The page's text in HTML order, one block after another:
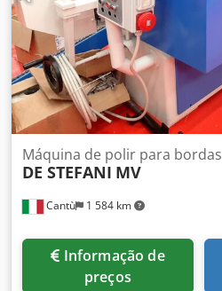
Cantù 1 584 km
Máquina de polir para bordas
DE STEFANI MV
preços